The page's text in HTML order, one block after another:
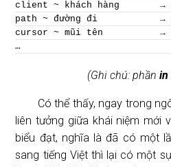
client ~ khách hàng
→
path ~ đường đi
→
cursor ~ mũi tên
→
…
(Ghi chú: phần in
Có thể thấy, ngay trong
liên tưởng giữa khái niệm mới
biểu đạt, nghĩa là đã có một
sang tiếng Việt thì lại có một